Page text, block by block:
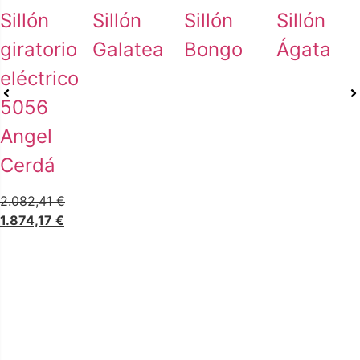
Sillón
giratorio
eléctrico
5056
Angel
Cerdá
2.082,41€
1.874,17 €
Sillón
Galatea
Sillón
Bongo
Sillón
Ágata